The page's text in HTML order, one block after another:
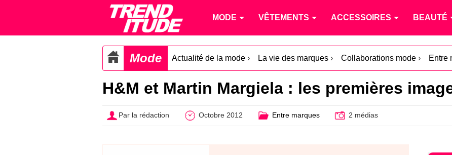
MODE VÊTEMENTS ACCESSOIRES BEAUTÉ
Mode Actualité de la mode › La vie des marques › Collaborations mode › Entre
H&M et Martin Margiela : les premières
Par la rédaction Octobre 2012 Entre marques 2 médias